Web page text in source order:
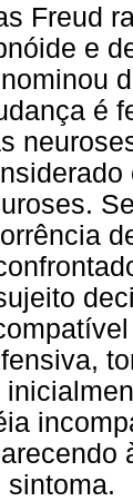
Freud
e
é
sintoma.